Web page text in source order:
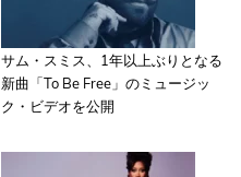
サム・スミス、1年以上ぶりとなる
新曲「To Be Free」のミュージッ
ク・ビデオを公開